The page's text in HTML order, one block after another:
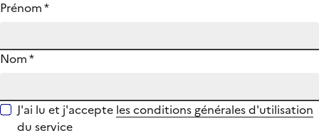
Prénom*
Nom*
J'ai lu et j'accepte les conditions générales d'utilisation
du service